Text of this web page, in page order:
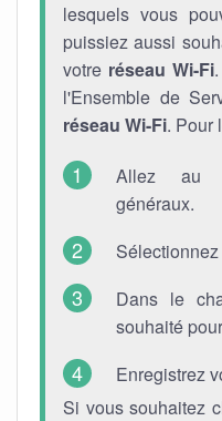
lesquels vous
puissiez aussi
votre réseau Wi-Fi
l'Ensemble de
réseau Wi-Fi. Pour
Allez au
généraux.
Dans le
souhaité
Enregistrez
Si vous souhaitez